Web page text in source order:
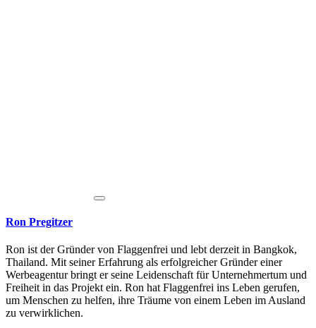
Ron Pregitzer
Ron ist der Gründer von Flaggenfrei und lebt derzeit in Bangkok,
Thailand. Mit seiner Erfahrung als erfolgreicher Gründer einer
Werbeagentur bringt er seine Leidenschaft für Unternehmertum und
Freiheit in das Projekt ein. Ron hat Flaggenfrei ins Leben gerufen,
um Menschen zu helfen, ihre Träume von einem Leben im Ausland
zu verwirklichen.